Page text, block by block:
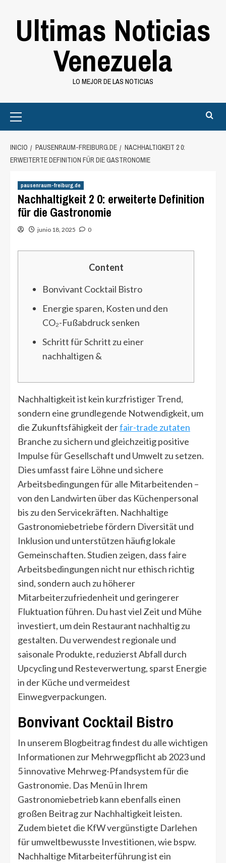
Ultimas Noticias
Venezuela
LO MEJOR DE LAS NOTICIAS
Menu
INICIO PAUSENRAUM-FREIBURG.DE
NACHHALTIGKEIT 2 0:
ERWEITERTE DEFINITION FÜR DIE GASTRONOMIE
pausenraum-freiburg.de
Nachhaltigkeit 2 0: erweiterte Definition
für die Gastronomie
junio 18, 2025 0
Content
Bonvivant Cocktail Bistro
Energie sparen, Kosten und den
CO₂-Fußabdruck senken
Schritt für Schritt zu einer
nachhaltigen &
Nachhaltigkeit ist kein kurzfristiger Trend,
sondern eine grundlegende Notwendigkeit, um
die Zukunftsfähigkeit derfair-trade zutaten
Branche zu sichern und gleichzeitig positive
Impulse für Gesellschaft und Umwelt zu setzen.
Dies umfasst faire Löhne und sichere
Arbeitsbedingungen für alle Mitarbeitenden –
von den Landwirten über das Küchenpersonal
bis zu den Servicekräften. Nachhaltige
Gastronomiebetriebe fördern Diversität und
Inklusion und unterstützen häufig lokale
Gemeinschaften. Studien zeigen, dass faire
Arbeitsbedingungen nicht nur ethisch richtig
sind, sondern auch zu höherer
Mitarbeiterzufriedenheit und geringerer
Fluktuation führen. Du hast viel Zeit und Mühe
investiert, um dein Restaurant nachhaltig zu
gestalten. Du verwendest regionale und
saisonale Produkte, reduzierst Abfall durch
Upcycling und Resteverwertung, sparst Energie
in der Küche und vermeidest
Einwegverpackungen.
Bonvivant Cocktail Bistro
In unserem Blogbeitrag findest du alle wichtigen
Informationen zur Mehrwegpflicht ab 2023 und
5 innovative Mehrweg-Pfandsystem für die
Gastronomie. Das Menü in Ihrem
Gastronomiebetrieb kann ebenfalls einen
großen Beitrag zur Nachhaltigkeit leisten.
Zudem bietet die KfW vergünstigte Darlehen
für umweltbewusste Investitionen, wie bspw.
Nachhaltige Mitarbeiterführung ist ein